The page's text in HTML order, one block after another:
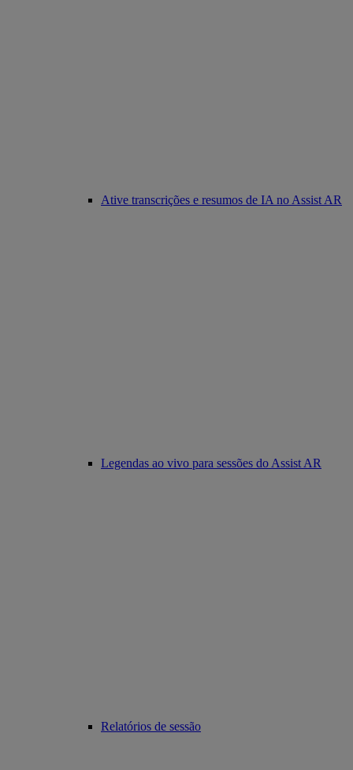
Ative transcrições e resumos de IA no Assist AR
Legendas ao vivo para sessões do Assist AR
Relatórios de sessão